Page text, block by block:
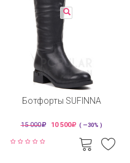
Ботфорты SUFINNA
15 000 10 500 ( —30% )